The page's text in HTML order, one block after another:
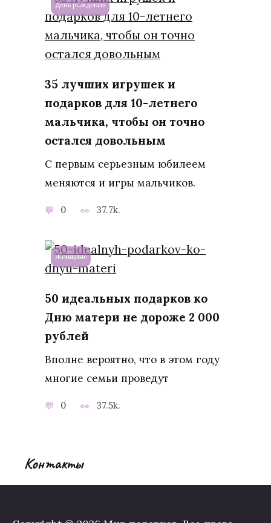
День рождения
35 лучших игрушек и
подарков для 10-летнего
мальчика, чтобы он точно
остался довольным
С первым серьезным юбилеем
меняются и игры мальчиков.
0 37.7k.
Женщине
50 идеальных подарков ко
Дню матери не дороже 2 000
рублей
Вполне вероятно, что в этом году
многие семьи проведут
0 37.5k.
Контакты